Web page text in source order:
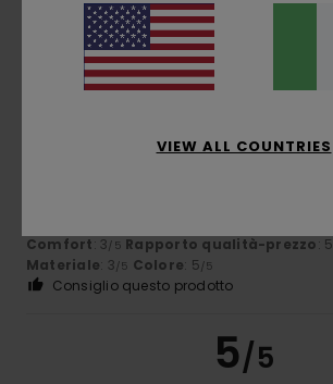
4 /5
Comfort: 3 /5 Rapporto qualità-prezzo: 5
Materiale: 3 /5 Colore: 5 /5
Consiglio questo prodotto
5/5
VIEW ALL COUNTRIES